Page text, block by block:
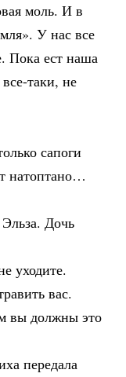
моль. И в
У нас все
Пока ест наша
таки, не
сапоги
натоптано…
Дочь
уходите.
вас.
вы должны это
передала